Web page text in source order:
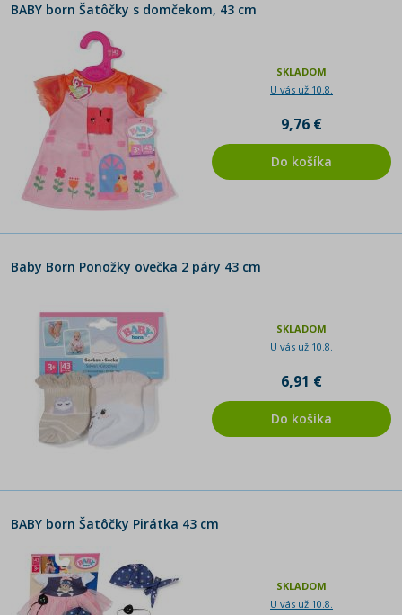
BABY born Šatôčky s domčekom, 43 cm
SKLADOM
U vás už 10.8.
9,76 €
Do košíka
Baby Born Ponožky ovečka 2 páry 43 cm
SKLADOM
U vás už 10.8.
6,91 €
Do košíka
BABY born Šatôčky Pirátka 43 cm
SKLADOM
U vás už 10.8.